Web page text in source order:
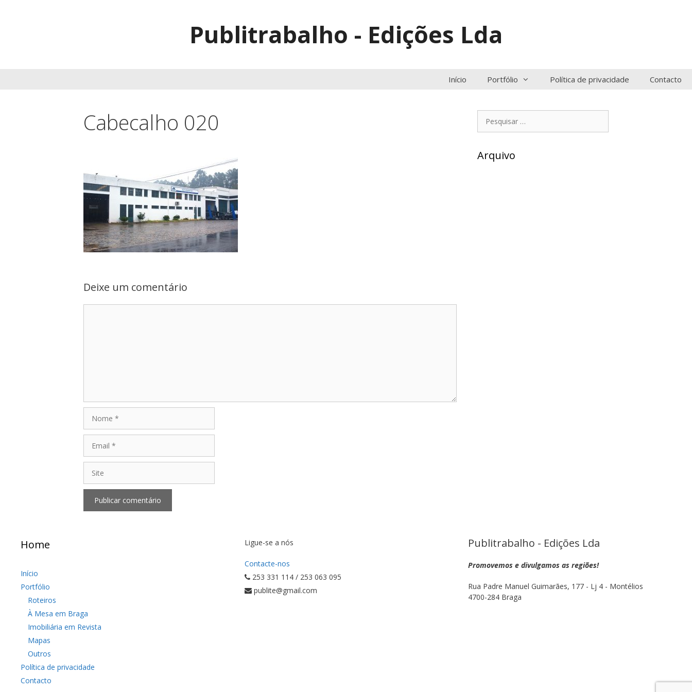
Publitrabalho - Edições Lda
Início Portfólio Política de privacidade Contacto
Cabecalho 020
Deixe um comentário
por:
Arquivo
Home
Início
Portfólio
Roteiros
À Mesa em Braga
Imobiliária em Revista
Mapas
Outros
Política de privacidade
Contacto
Ligue-se a nós
Contacte-nos
253 331 114 / 253 063 095
publite@gmail.com
Publitrabalho - Edições Lda
Promovemos e divulgamos as regiões!
Rua Padre Manuel Guimarães, 177 - Lj 4 - Montélios
4700-284 Braga